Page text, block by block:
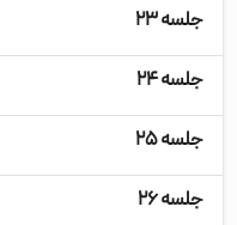
جلسه ۲۳
جلسه ۲۴
جلسه ۲۵
جلسه ۲۶